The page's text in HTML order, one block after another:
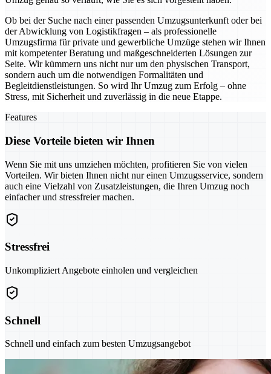
Ob bei der Suche nach einer passenden Umzugsunterkunft oder bei
der Abwicklung von Logistikfragen – als professionelle
Umzugsfirma für private und gewerbliche Umzüge stehen wir Ihnen
mit kompetenter Beratung und maßgeschneiderten Lösungen zur
Seite. Wir kümmern uns nicht nur um den physischen Transport,
sondern auch um die notwendigen Formalitäten und
Begleitdienstleistungen. So wird Ihr Umzug zum Erfolg – ohne
Stress, mit Sicherheit und zuverlässig in die neue Etappe.
Features
Diese Vorteile bieten wir Ihnen
Wenn Sie mit uns umziehen möchten, profitieren Sie von vielen
Vorteilen. Wir bieten Ihnen nicht nur einen Umzugsservice, sondern
auch eine Vielzahl von Zusatzleistungen, die Ihren Umzug noch
einfacher und stressfreier machen.
Stressfrei
Unkompliziert Angebote einholen und vergleichen
Schnell
Schnell und einfach zum besten Umzugsangebot